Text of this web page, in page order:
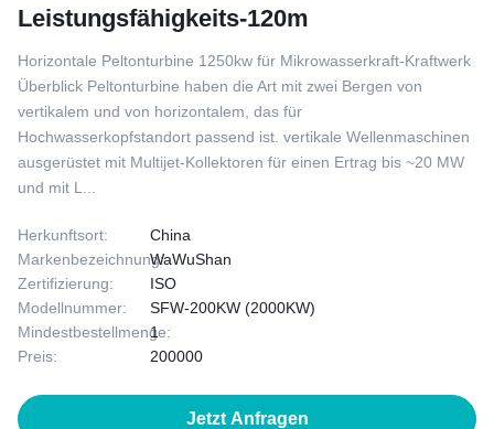
Leistungsfähigkeits-120m
Horizontale Peltonturbine 1250kw für Mikrowasserkraft-Kraftwerk
Überblick Peltonturbine haben die Art mit zwei Bergen von
vertikalem und von horizontalem, das für
Hochwasserkopfstandort passend ist. vertikale Wellenmaschinen
ausgerüstet mit Multijet-Kollektoren für einen Ertrag bis ~20 MW
und mit L...
Herkunftsort:
China
Markenbezeichnung:WaWuShan
Zertifizierung:
ISO
Modellnummer:
SFW-200KW (2000KW)
Mindestbestellmenge:
1
Preis:
200000
Jetzt Anfragen